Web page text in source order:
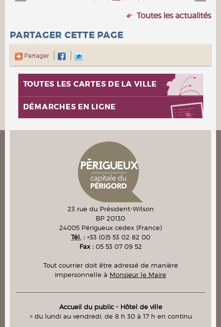
Toutes les actualités
PARTAGER CETTE PAGE
Partager
TOUTES LES CARTES DE LA VILLE
DÉMARCHES EN LIGNE
23 rue du Président-Wilson
BP 20130
24005 Périgueux cedex (France)
Tél. : +33 (0)5 53 02 82 00
Fax : 05 53 07 09 52
Tout courrier doit être adressé de manière
impersonnelle à Monsieur le Maire
Accueil du public - Hôtel de ville
> du lundi au vendredi, de 8 h 30 à 17 h en continu